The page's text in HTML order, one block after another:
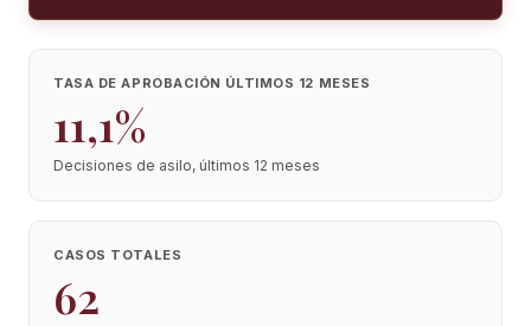
TASA DE APROBACIÓN ÚLTIMOS 12 MESES
11,1%
Decisiones de asilo, últimos 12 meses
CASOS TOTALES
62